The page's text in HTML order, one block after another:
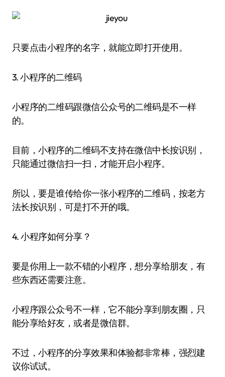
只要点击小程序的名字，就能立即打开使用。
3. 小程序的二维码
小程序的二维码跟微信公众号的二维码是不一样
的。
目前，小程序的二维码不支持在微信中长按识别，
只能通过微信扫一扫，才能开启小程序。
所以，要是谁传给你一张小程序的二维码，按老方
法长按识别，可是打不开的哦。
4. 小程序如何分享？
要是你用上一款不错的小程序，想分享给朋友，有
些东西还需要注意。
小程序跟公众号不一样，它不能分享到朋友圈，只
能分享给好友，或者是微信群。
不过，小程序的分享效果和体验都非常棒，强烈建
议你试试。